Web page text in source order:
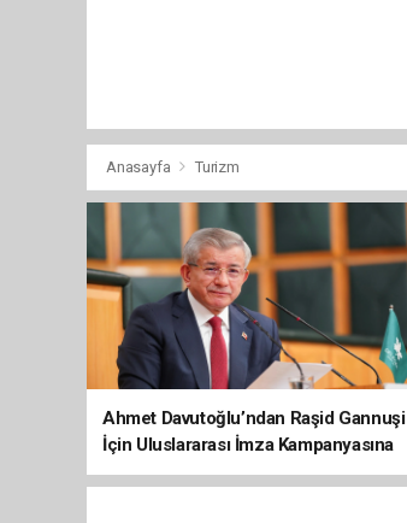
Anasayfa Turizm
Ahmet Davutoğlu’ndan Raşid Gannuşi
İçin Uluslararası İmza Kampanyasına
Destek